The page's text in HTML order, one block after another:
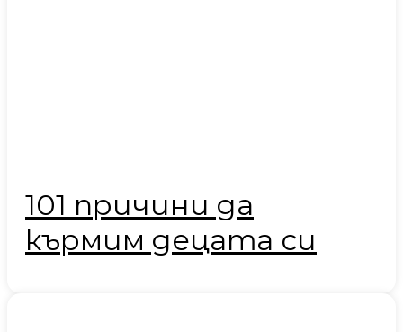
101 причини да
кърмим децата си